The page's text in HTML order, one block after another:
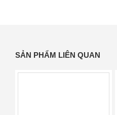
SẢN PHẨM LIÊN QUAN